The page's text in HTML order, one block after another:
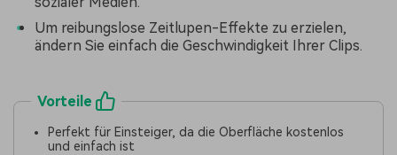
Um reibungslose Zeitlupen-Effekte zu erzielen,
ändern Sie einfach die Geschwindigkeit Ihrer Clips.
Vorteile
Perfekt für Einsteiger, da die Oberfläche kostenlos
und einfach ist